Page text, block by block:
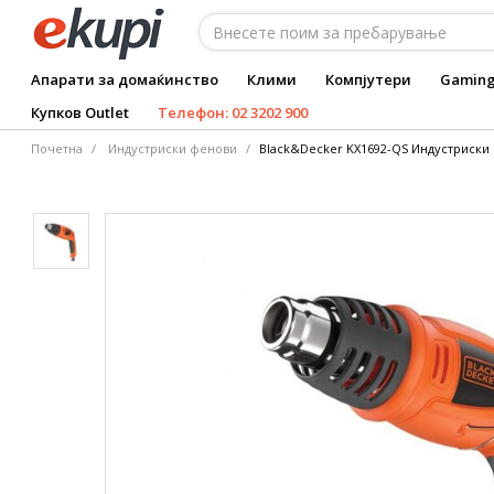
Апарати за домаќинство Клими Компјутери
Купков Outlet
Телефон: 02 3202 900
Почетна Индустриски фенови Black&Decker KX1692-QS